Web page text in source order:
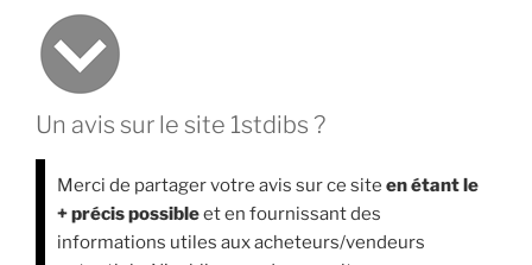
Un avis sur le site 1stdibs ?
Merci de partager votre avis sur ce site en étant le
+ précis possibleet en fournissant des
informations utiles aux acheteurs/vendeurs